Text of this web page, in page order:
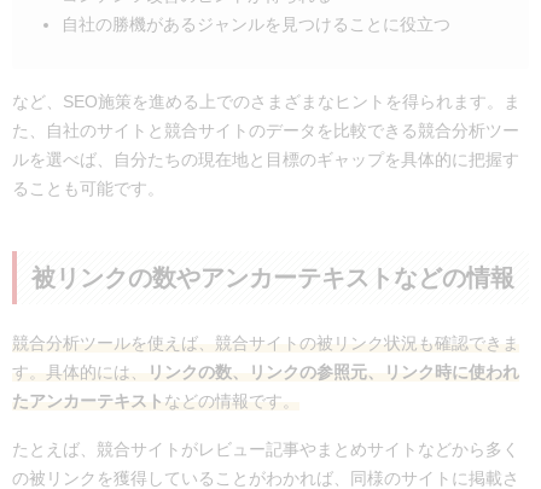
自社の勝機があるジャンルを見つけることに役立つ
など、SEO施策を進める上でのさまざまなヒントを得られます。ま
た、自社のサイトと競合サイトのデータを比較できる競合分析ツー
ルを選べば、自分たちの現在地と目標のギャップを具体的に把握す
ることも可能です。
被リンクの数やアンカーテキストなどの情報
競合分析ツールを使えば、競合サイトの被リンク状況も確認できま
す。具体的には、
リンクの数、リンクの参照元、リンク時に使われ
たアンカーテキスト などの情報です。
たとえば、競合サイトがレビュー記事やまとめサイトなどから多く
の被リンクを獲得していることがわかれば、同様のサイトに掲載さ